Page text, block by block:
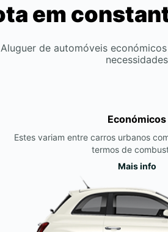
em
Aluguer de automóveis
necessidades
Económicos
Estes variam entre carros urbanos
termos de
Mais info